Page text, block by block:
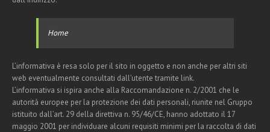
Home
L’informativa è resa solo per il sito in oggetto e non anche per altri siti
web eventualmente consultati dall’utente tramite link.
L’informativa si ispira anche alla Raccomandazione n. 2/2001 che le
autorità europee per la protezione dei dati personali, riunite nel Gruppo
istituito dall’art. 29 della direttiva n. 95/46/CE, hanno adottato il 17
maggio 2001 per individuare alcuni requisiti minimi per la raccolta di dati